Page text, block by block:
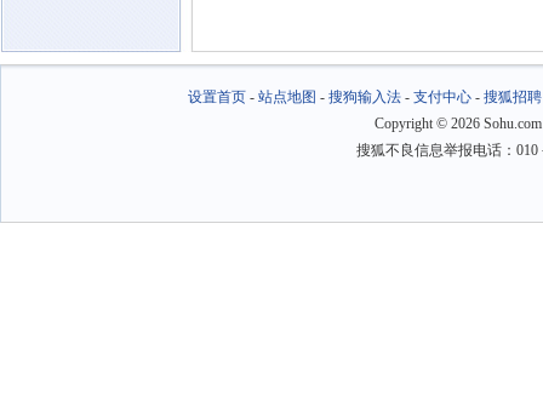
设置首页- 站点地图 - 搜狗输入法- 支付中心- 搜狐招聘
Copyright © 2026
搜狐不良信息举报电话：010